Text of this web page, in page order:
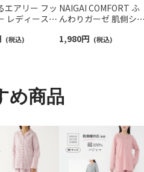
エアリー フッ
レディース
(税込)
NAIGAI COMFORT ふ
んわりガーゼ 肌側シ
ームウォーマー 日本
1,980円 (税込)
め商品